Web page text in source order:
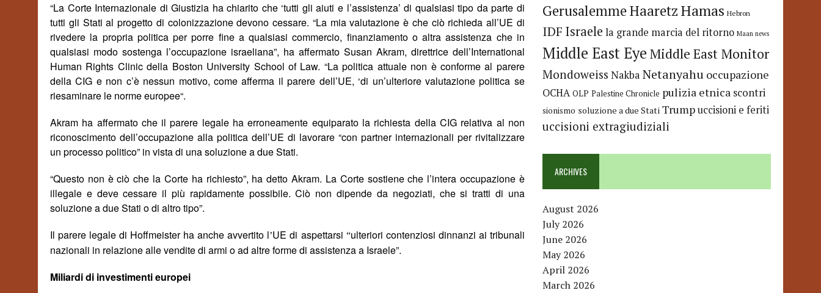
“La Corte Internazionale di Giustizia ha chiarito che ‘tutti gli aiuti e l’assistenza’ di qualsiasi tipo da parte di
tutti gli Stati al progetto di colonizzazione devono cessare. “La mia valutazione è che ciò richieda all’UE di
rivedere la propria politica per porre fine a qualsiasi commercio, finanziamento o altra assistenza che in
qualsiasi modo sostenga l’occupazione israeliana”, ha affermato Susan Akram, direttrice dell’International
Human Rights Clinic della Boston University School of Law. “La politica attuale non è conforme al parere
della CIG e non c’è nessun motivo, come afferma il parere dell’UE, ‘di un’ulteriore valutazione politica se
riesaminare le norme europee“.
Akram ha affermato che il parere legale ha erroneamente equiparato la richiesta della CIGrelativa al non
riconoscimento dell’occupazione alla politica dell’UE di lavorare “con partner internazionali per rivitalizzare
un processo politico” in vista di una soluzione a due Stati.
“Questo non è ciò che la Corte ha richiesto”, ha dettoAkram. La Corte sostieneche l’intera occupazione è
illegale e deve cessare il più rapidamente possibile. Ciò non dipende da negoziati, che si tratti di una
soluzione a due Stati o di altro tipo”.
Il parere legale di Hoffmeister ha anche avvertito l’UE di aspettarsi “ulteriori contenziosi dinnanzi ai tribunali
nazionali in relazione alle vendite di armi o ad altre forme di assistenza a Israele”.
Miliardi di investimenti europei
GerusalemmeHaaretzHamas Hebron
IDF Israele la grande marcia del ritorno Maan news
Middle East Eye Middle East Monitor
Mondoweiss Nakba Netanyahu occupazione
OCHA OLP Palestine Chronicle pulizia etnica scontri
sionismo soluzione a due Stati Trumpuccisioni e feriti
uccisioni extragiudiziali
ARCHIVES
August 2026
July 2026
June 2026
May 2026
April 2026
March 2026